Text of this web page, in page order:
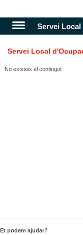
Servei
Servei Local
No existeix el contingut
Et podem ajudar?